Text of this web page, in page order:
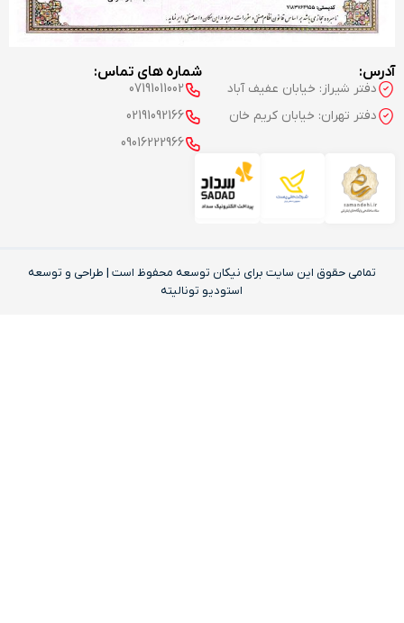
آدرس:
دفتر شیراز: خیابان عفیف آباد
دفتر تهران: خیابان کریم خان
شماره های تماس:
07191011002
02191092166
09016222966
تمامی حقوق این‌ سایت برای نیکان توسعه محفوظ است | طراحی و توسعه
استودیو تونالیته